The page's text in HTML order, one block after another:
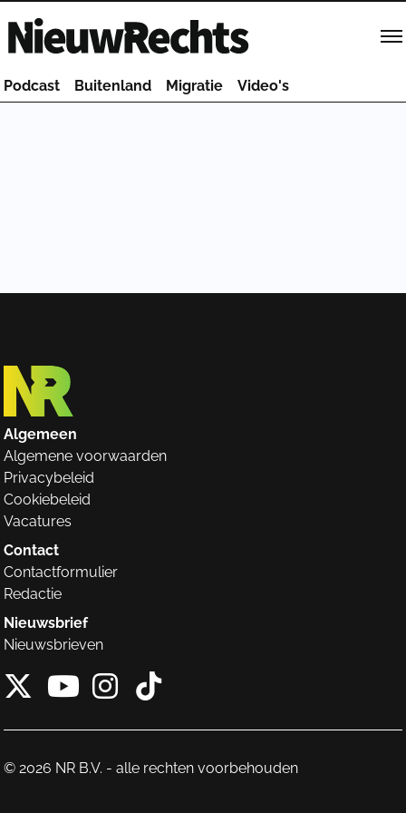
Homepage van NieuwRechts
Podcast Buitenland Migratie Video's
Algemeen
Algemene voorwaarden
Privacybeleid
Cookiebeleid
Vacatures
Contact
Contactformulier
Redactie
Nieuwsbrief
Nieuwsbrieven
X van NieuwRechts
Instagram van
Tiktok van
© 2026 NR B.V. - alle rechten voorbehouden